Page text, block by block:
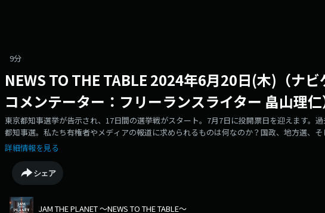
9分
NEWS TO THE TABLE 2024年6月20日(木)（ナ
コメンテーター：フリーランスライター 畠山理仁
東京都知事選挙が告示され、17日間の選挙戦がスタート。7月7日に投開票日を迎えます。
都知事選。私たち有権者やメディアの報道に求められるものは何なのか？国政、地方選、
材歴25年を超えるフリーランスライター、畠山理仁さんにお話を伺いました。
詳細情報を見る
シェア
JAM THE PLANET ～NEWS TO THE TABLE～